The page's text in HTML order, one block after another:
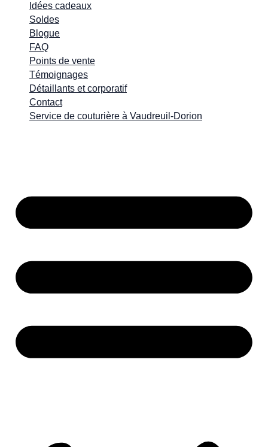
Idées cadeaux
Soldes
Blogue
FAQ
Points de vente
Témoignages
Détaillants et corporatif
Contact
Service de couturière à Vaudreuil-Dorion